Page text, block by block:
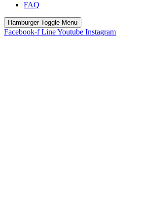
FAQ
Hamburger Toggle Menu
Facebook-f LineYoutube Instagram